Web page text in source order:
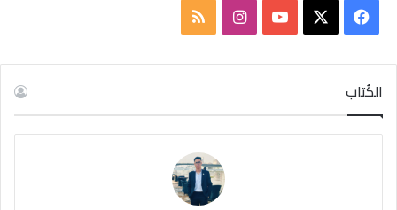
فيسبوك ‫YouTubeانستقرامملخص
الكُتاب